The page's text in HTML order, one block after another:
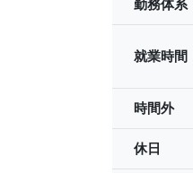
勤務体系
就業時間
時間外
休日